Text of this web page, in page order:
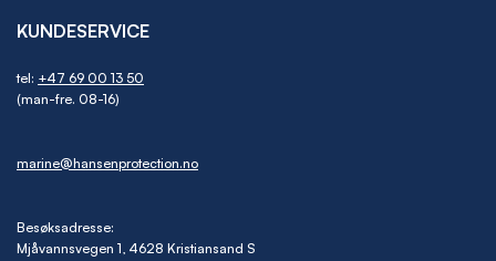
KUNDESERVICE
tel: +47 69 00 13 50
(man-fre. 08-16)
marine@hansenprotection.no
Besøksadresse:
Mjåvannsvegen 1, 4628 Kristiansand S